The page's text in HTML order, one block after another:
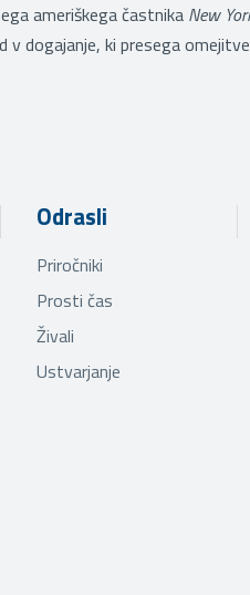
ameriškega častnika New
v dogajanje, ki presega
Odrasli
Priročniki
Prosti čas
Živali
Ustvarjanje